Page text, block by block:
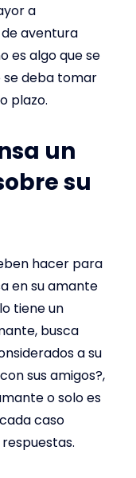
a
aventura
es algo que se
deba tomar
plazo.
un
su
hacer para
en su amante
tiene un
busca
a su
sus amigos?,
o solo es
caso